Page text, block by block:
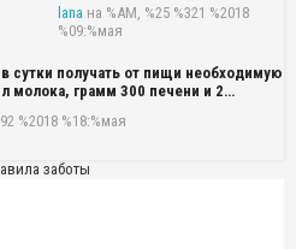
lana на %AM, %25 %321 %2018
%09:%мая
сутки получать от пищи необходимую
молока, грамм 300 печени и 2…
%2018 %18:%мая